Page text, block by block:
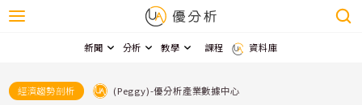
新聞 分析 教學 課程 資料庫
經濟趨勢剖析 (Peggy)-優分析產業數據中心